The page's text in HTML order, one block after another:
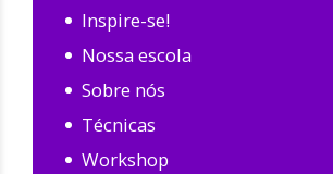
Inspire-se!
Nossa escola
Sobre nós
Técnicas
Workshop